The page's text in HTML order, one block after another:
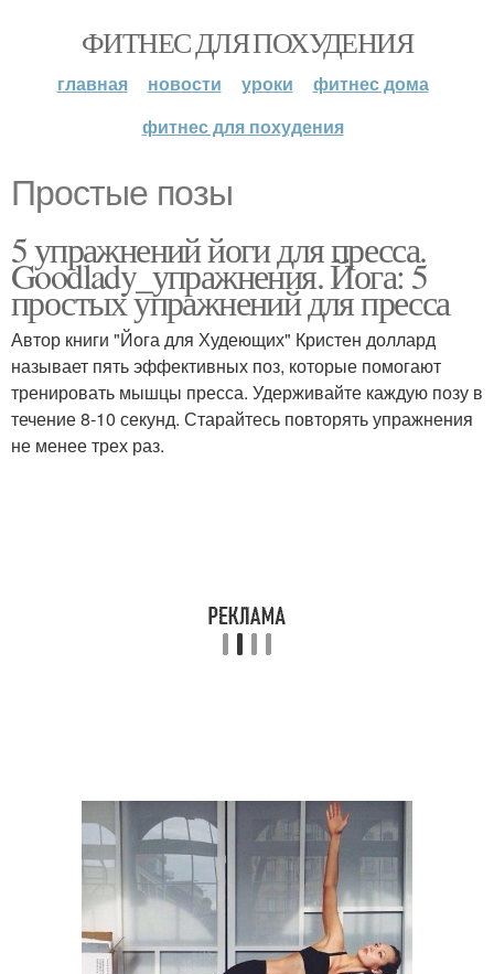
ФИТНЕС ДЛЯ ПОХУДЕНИЯ
главная новости уроки
фитнес дома
фитнес для похудения
Простые позы
5 упражнений йоги для пресса.
Goodlady_упражнения. Йога: 5
простых упражнений для пресса
Автор книги "Йога для Худеющих" Кристен доллард
называет пять эффективных поз, которые помогают
тренировать мышцы пресса. Удерживайте каждую позу в
течение 8-10 секунд. Старайтесь повторять упражнения
не менее трех раз.